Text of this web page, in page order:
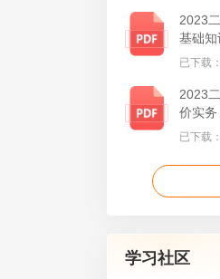
2023
基础知
已下载
2023
价实务
已下载
学习社区